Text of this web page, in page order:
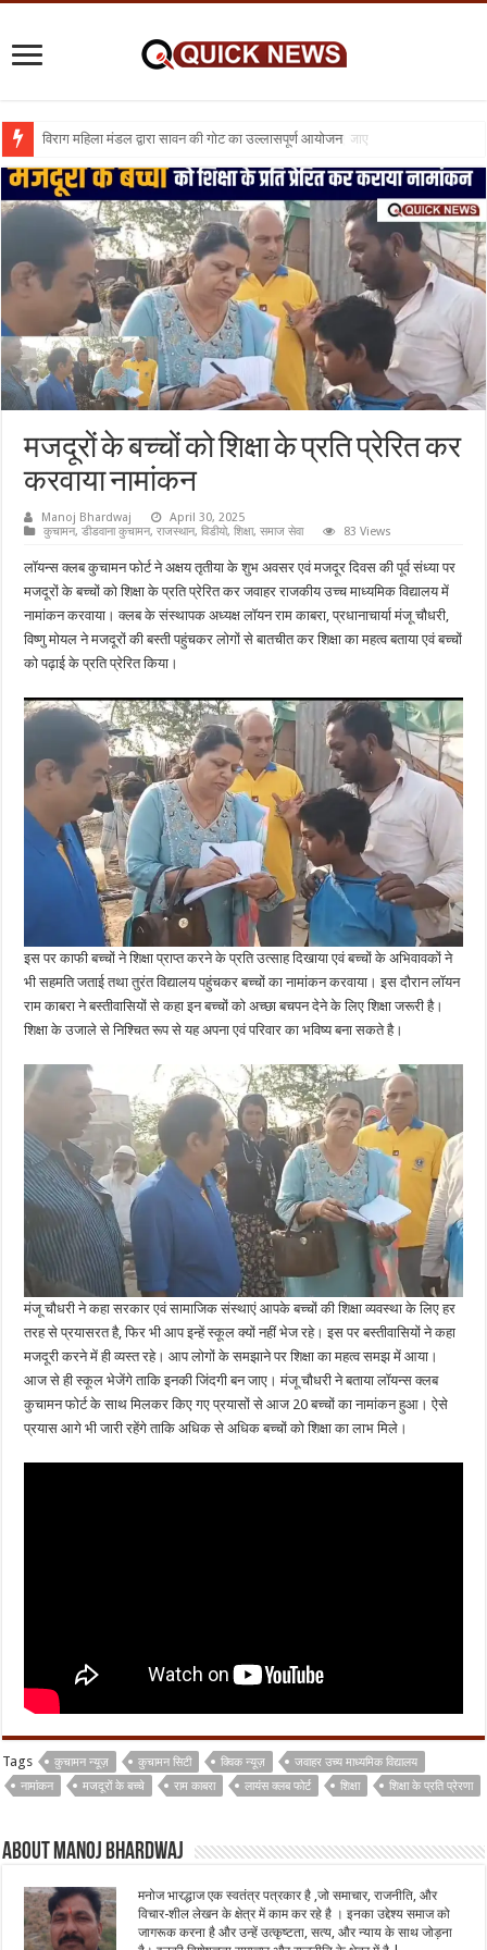
विराग महिला मंडल द्वारा सावन की गोट का उल्लासपूर्ण आयोजन
शिक्षा का व्यवसायीकरण क्यों : तो क्या निजी विद्यालय बंद कर दिए जाए
मजदूरों के बच्चों को शिक्षा के प्रति प्रेरित कर
करवाया नामांकन
Manoj Bhardwaj
April 30, 2025
कुचामन,डीडवाना कुचामन,राजस्थान,विडीयो,शिक्षा,समाज सेवा 83 Views
लॉयन्स क्लब कुचामन फोर्ट ने अक्षय तृतीया के शुभ अवसर एवं मजदूर दिवस की पूर्व संध्या पर
मजदूरों के बच्चों को शिक्षा के प्रति प्रेरित कर जवाहर राजकीय उच्च माध्यमिक विद्यालय में
नामांकन करवाया। क्लब के संस्थापक अध्यक्ष लॉयन राम काबरा, प्रधानाचार्या मंजू चौधरी,
विष्णु मोयल ने मजदूरों की बस्ती पहुंचकर लोगों से बातचीत कर शिक्षा का महत्व बताया एवं बच्चों
को पढ़ाई के प्रति प्रेरित किया।
इस पर काफी बच्चों ने शिक्षा प्राप्त करने के प्रति उत्साह दिखाया एवं बच्चों के अभिवावकों ने
भी सहमति जताई तथा तुरंत विद्यालय पहुंचकर बच्चों का नामांकन करवाया। इस दौरान लॉयन
राम काबरा ने बस्तीवासियों से कहा इन बच्चों को अच्छा बचपन देने के लिए शिक्षा जरूरी है।
शिक्षा के उजाले से निश्चित रूप से यह अपना एवं परिवार का भविष्य बना सकते है।
मंजू चौधरी ने कहा सरकार एवं सामाजिक संस्थाएं आपके बच्चों की शिक्षा व्यवस्था के लिए हर
तरह से प्रयासरत है, फिर भी आप इन्हें स्कूल क्यों नहीं भेज रहे। इस पर बस्तीवासियों ने कहा
मजदूरी करने में ही व्यस्त रहे। आप लोगों के समझाने पर शिक्षा का महत्व समझ में आया।
आज से ही स्कूल भेजेंगे ताकि इनकी जिंदगी बन जाए। मंजू चौधरी ने बताया लॉयन्स क्लब
कुचामन फोर्ट के साथ मिलकर किए गए प्रयासों से आज 20 बच्चों का नामांकन हुआ। ऐसे
प्रयास आगे भी जारी रहेंगे ताकि अधिक से अधिक बच्चों को शिक्षा का लाभ मिले।
Tags कुचामन न्यूज़ कुचामन सिटी क्विक न्यूज़
जवाहर उच्य माध्यमिक विद्यालय
नामांकन
मजदूरों के बच्चे राम काबरा लायंस क्लब फोर्ट शिक्षा शिक्षा के प्रति प्रेरणा
About Manoj Bhardwaj
मनोज भारद्धाज एक स्वतंत्र पत्रकार है ,जो समाचार, राजनीति, और
विचार-शील लेखन के क्षेत्र में काम कर रहे है । इनका उद्देश्य समाज को
जागरूक करना है और उन्हें उत्कृष्टता, सत्य, और न्याय के साथ जोड़ना